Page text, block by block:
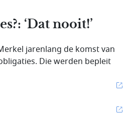
‘Dat nooit!’
jarenlang de komst van
Die werden bepleit